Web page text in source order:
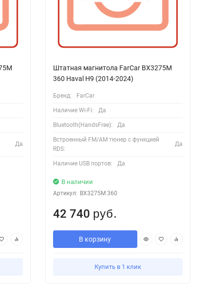
Да
Штатная магнитола FarCar BX3275M
360 Haval H9 (2014-2024)
Бренд: FarCar
Наличие Wi-Fi: Да
Bluetooth(HandsFree): Да
Встроенный FM/AM тюнер с функцией
RDS:
Да
Наличие USB портов: Да
В наличии
Артикул: BX3275M 360
42 740 руб.
В корзину
Купить в 1 клик